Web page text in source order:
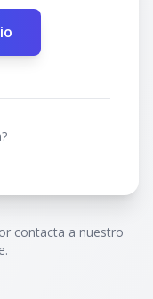
contacta a nuestro